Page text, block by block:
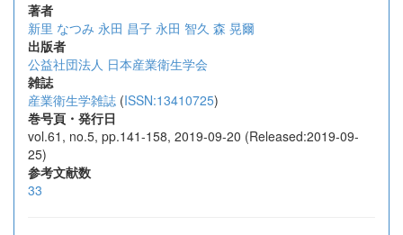
著者
新里 なつみ 永田 昌子 永田 智久 森 晃爾
出版者
公益社団法人 日本産業衛生学会
雑誌
産業衛生学雑誌 (ISSN:13410725)
巻号頁・発行日
vol.61, no.5, pp.141-158, 2019-09-20 (Released:2019-09-
25)
参考文献数
33